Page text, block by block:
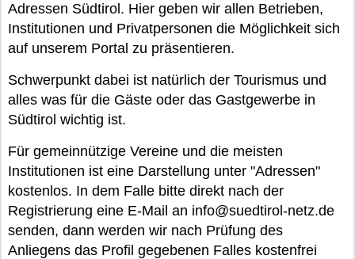
Adressen Südtirol. Hier geben wir allen Betrieben,
Institutionen und Privatpersonen die Möglichkeit sich
auf unserem Portal zu präsentieren.
Schwerpunkt dabei ist natürlich der Tourismus und
alles was für die Gäste oder das Gastgewerbe in
Südtirol wichtig ist.
Für gemeinnützige Vereine und die meisten
Institutionen ist eine Darstellung unter "Adressen"
kostenlos. In dem Falle bitte direkt nach der
Registrierung eine E-Mail an info@suedtirol-netz.de
senden, dann werden wir nach Prüfung des
Anliegens das Profil gegebenen Falles kostenfrei